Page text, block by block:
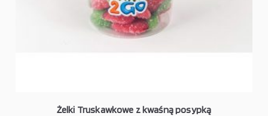
Żelki Truskawkowe z kwaśną posypką